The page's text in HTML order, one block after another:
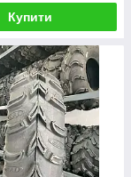
Купити